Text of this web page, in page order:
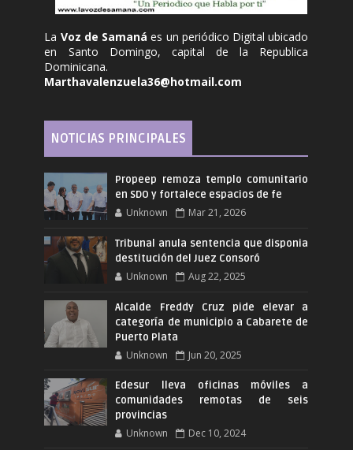
La Voz de Samanáes un periódico Digital ubicado
en Santo Domingo, capital de la Republica
Dominicana.
Marthavalenzuela36@hotmail.com
NOTICIAS PRINCIPALES
Propeep remoza templo comunitario
en SDO y fortalece espacios de fe
Unknown Mar 21, 2026
Tribunal anula sentencia que disponia
destitución del Juez Consoró
Unknown Aug 22, 2025
Alcalde Freddy Cruz pide elevar a
categoría de municipio a Cabarete de
Puerto Plata
Unknown Jun 20, 2025
Edesur lleva oficinas móviles a
comunidades remotas de seis
provincias
Unknown Dec 10, 2024